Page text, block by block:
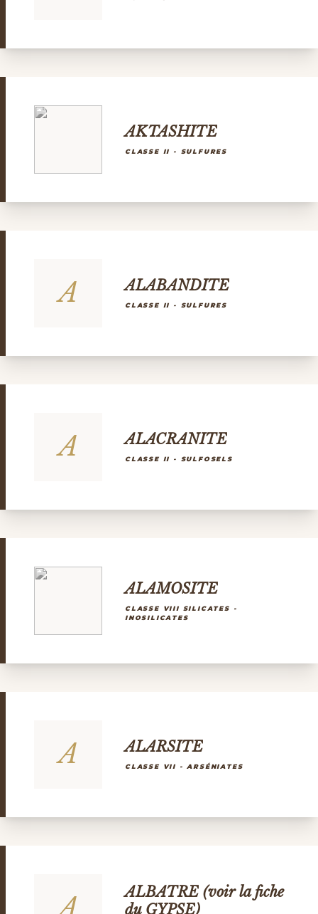
AKTASHITE
CLASSE II - SULFURES
A ALABANDITE
CLASSE II - SULFURES
A ALACRANITE
CLASSE II - SULFOSELS
ALAMOSITE
CLASSE VIII SILICATES -
INOSILICATES
A ALARSITE
CLASSE VII - ARSÉNIATES
ALBATRE (voir la fiche
du GYPSE)